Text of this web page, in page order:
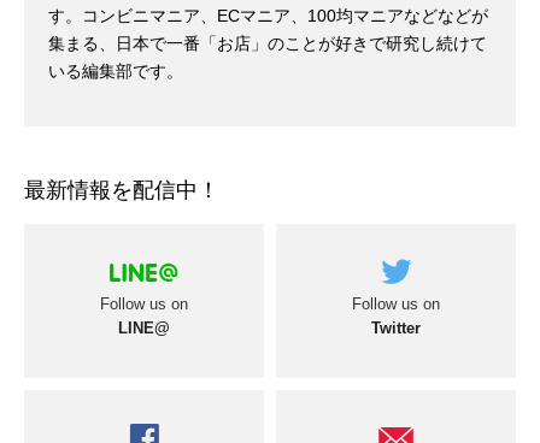
す。コンビニマニア、ECマニア、100均マニアなどなどが
集まる、日本で一番「お店」のことが好きで研究し続けて
いる編集部です。
最新情報を配信中！
Follow us on
LINE@
Follow us on
Twitter